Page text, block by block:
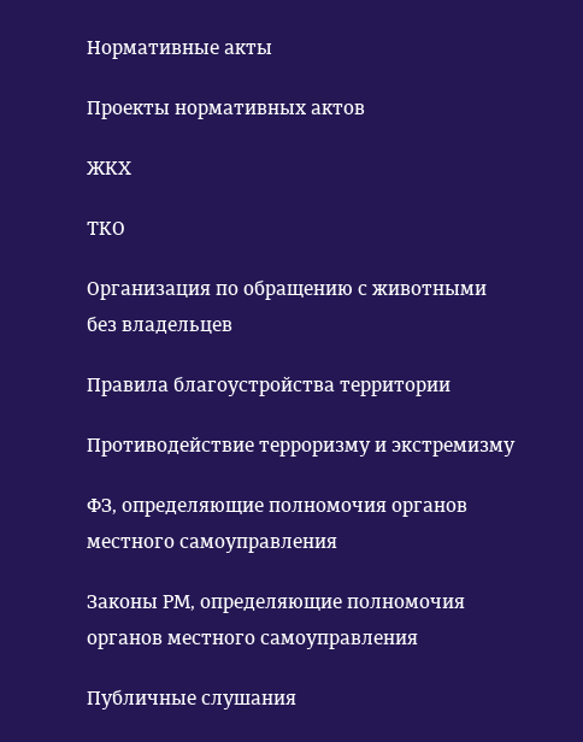
Нормативные акты
Проекты нормативных актов
ЖКХ
ТКО
Организация по обращению с животными
без владельцев
Правила благоустройства территории
Противодействие терроризму и экстремизму
ФЗ, определяющие полномочия органов
местного самоуправления
Законы РМ, определяющие полномочия
органов местного самоуправления
Публичные слушания